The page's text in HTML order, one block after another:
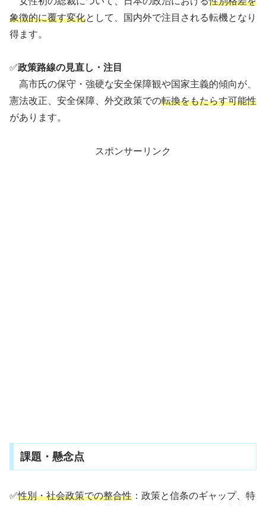
象徴的に覆す変化として、国内外で注目される転機となり
得ます。
✅政策路線の見直し・注目
高市氏の保守・強硬な安全保障観や国家主義的傾向が、
憲法改正、安全保障、外交政策での転換をもたらす可能性
があります。
スポンサーリンク
課題・懸念点
✅性別・社会政策での整合性 ：政策と信条のギャップ、特